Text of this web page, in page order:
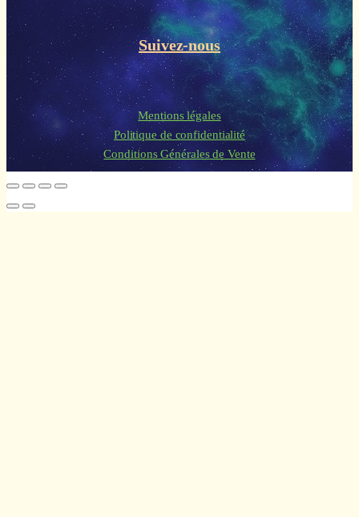
Suivez-nous
Mentions légales
Politique de confidentialité
Conditions Générales de Vente